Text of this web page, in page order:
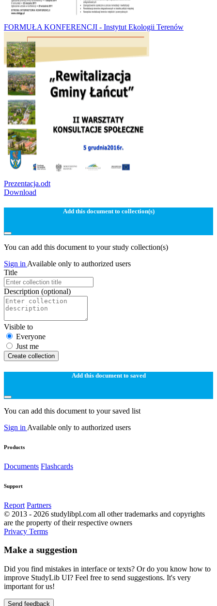
FORMUŁA KONFERENCJI - Instytut Ekologii Terenów
Prezentacja.odt
Download
Add this document to collection(s)
You can add this document to your study collection(s)
Sign in Available only to authorized users
Title
Description (optional)
Visible to
Everyone
Just me
Create collection
Add this document to saved
You can add this document to your saved list
Sign in Available only to authorized users
Products
Documents Flashcards
Support
Report Partners
© 2013 - 2026 studylibpl.com all other trademarks and copyrights
are the property of their respective owners
Privacy Terms
Make a suggestion
Did you find mistakes in interface or texts? Or do you know how to
improve StudyLib UI? Feel free to send suggestions. It's very
important for us!
Send feedback